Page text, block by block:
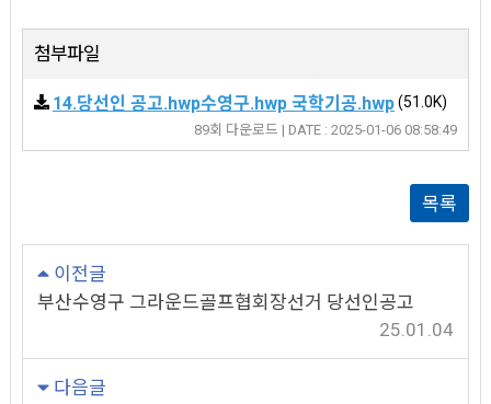
첨부파일
14.당선인 공고.hwp수영구.hwp 국학기공.hwp(51.0K)
89회 다운로드 | DATE : 2025-01-06 08:58:49
목록
이전글
부산수영구 그라운드골프협회장선거 당선인공고
25.01.04
다음글